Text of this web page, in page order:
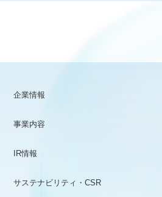
企業情報
事業内容
IR情報
サステナビリティ・CSR